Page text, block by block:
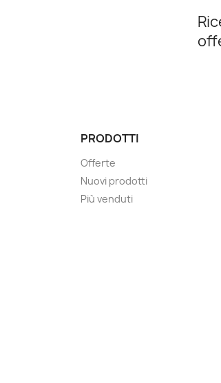
PRODOTTI
Offerte
Nuovi prodotti
Più venduti